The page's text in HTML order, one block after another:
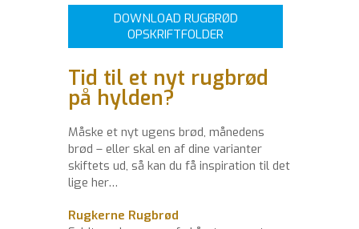
DOWNLOAD RUGBRØD
OPSKRIFTFOLDER
Tid til et nyt rugbrød
på hylden?
Måske et nyt ugens brød, månedens
brød – eller skal en af dine varianter
skiftets ud, så kan du få inspiration til det
lige her…
Rugkerne Rugbrød